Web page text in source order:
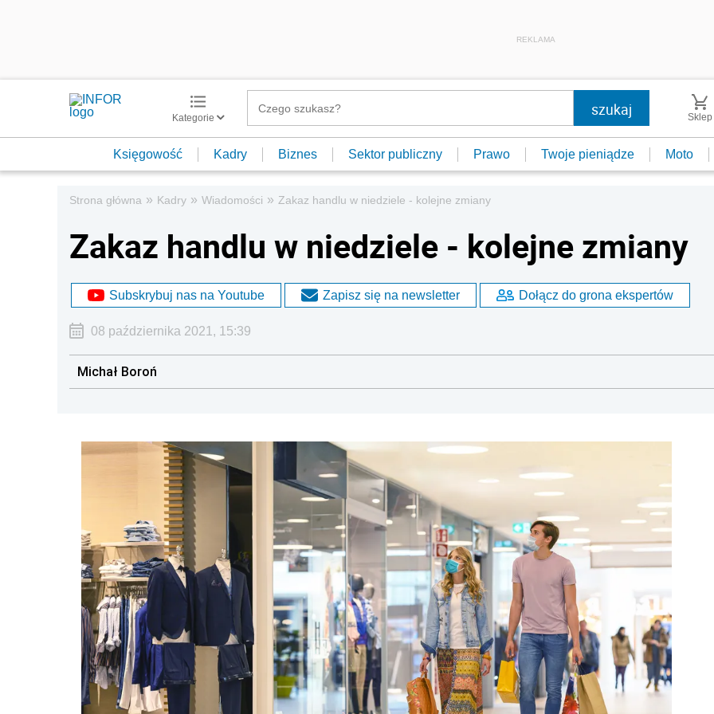
REKLAMA
Kategorie Sklep
Księgowość Kadry Biznes Sektor publiczny Prawo Twoje pieniądze Moto
Strona główna » Kadry » Wiadomości » Zakaz handlu w niedziele - kolejne zmiany
Zakaz handlu w niedziele - kolejne zmiany
Subskrybuj nas na Youtube Zapisz się na newsletter Dołącz do grona ekspertów
08 października 2021, 15:39
Michał Boroń